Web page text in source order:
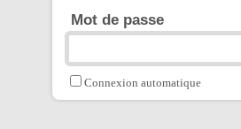
Mot de passe
Connexion automatique